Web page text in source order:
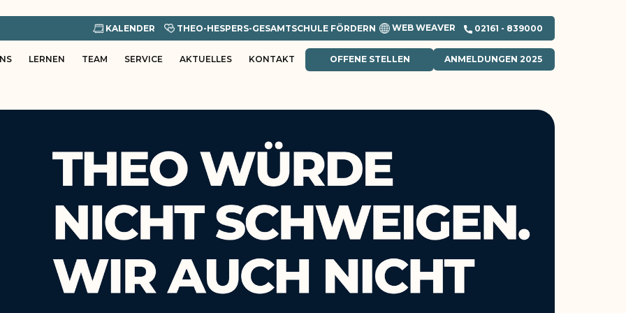
ANMELDUNGEN 2025
OFFENE STELLEN
​02161 - 839000
WEB WEAVER
KALENDER THEO-HESPERS-GESAMTSCHULE FÖRDERN
LERNEN TEAM SERVICE AKTUELLES KONTAKT